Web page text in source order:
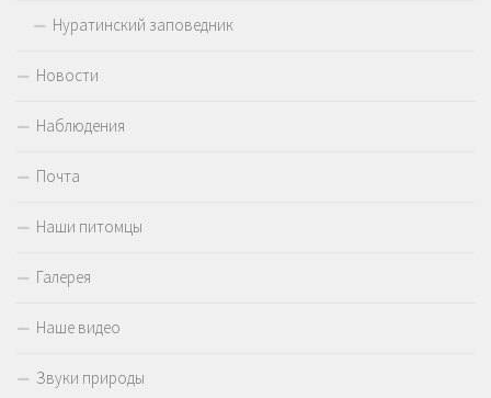
Нуратинский заповедник
Новости
Наблюдения
Почта
Наши питомцы
Галерея
Наше видео
Звуки природы